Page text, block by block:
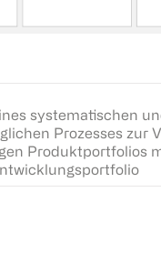
systematischen
Prozesses zur
Produktportfolios